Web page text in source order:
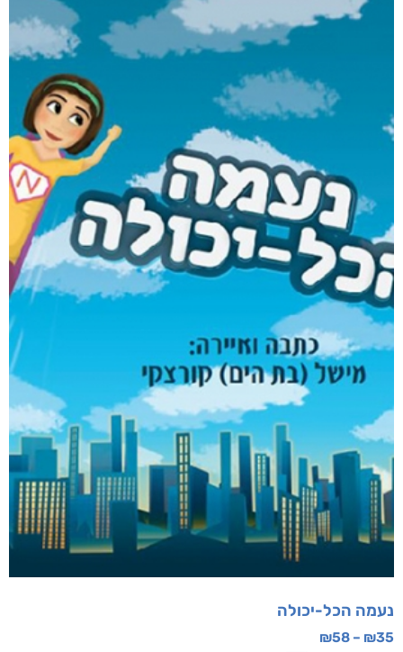
נעמה הכל-יכולה
₪35
–
₪58